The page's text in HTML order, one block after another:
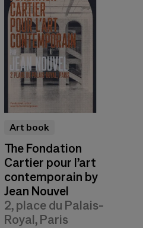
Art book
The Fondation
Cartier pour l’art
contemporain by
Jean Nouvel
2, place du Palais-
Royal, Paris